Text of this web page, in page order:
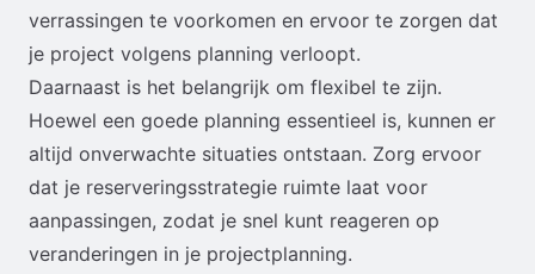
verrassingen te voorkomen en ervoor te zorgen dat
je project volgens planning verloopt.
Daarnaast is het belangrijk om flexibel te zijn.
Hoewel een goede planning essentieel is, kunnen er
altijd onverwachte situaties ontstaan. Zorg ervoor
dat je reserveringsstrategie ruimte laat voor
aanpassingen, zodat je snel kunt reageren op
veranderingen in je projectplanning.